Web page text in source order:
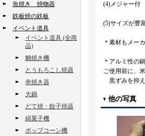
魚焼き 焼物器
鉄板焼の鉄板
イベント道具
イベント道具 (全商
品)
鯛焼き機
とうもろこし焼器
串焼き器
大鍋
どて焼・餃子焼器
綿菓子機
ポップコーン機
(4)メジャー付
(5)サイズが豊
＊素材もメー
＊アルミ性の
ご使用前に、
黒ずみを抑え
他の写真